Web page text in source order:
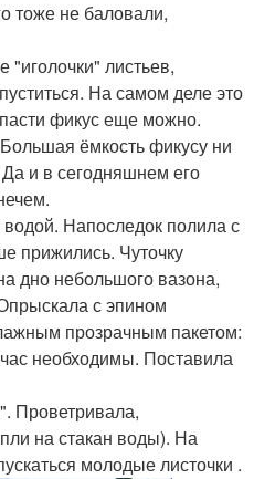
тоже не баловали,
"иголочки" листьев,
На самом деле это
фикус еще можно.
ёмкость фикусу ни
Да и в сегодняшнем его
Напоследок полила с
прижились. Чуточку
дно небольшого вазона,
с эпином
прозрачным пакетом:
необходимы. Поставила
Проветривала,
на стакан воды). На
молодые листочки .